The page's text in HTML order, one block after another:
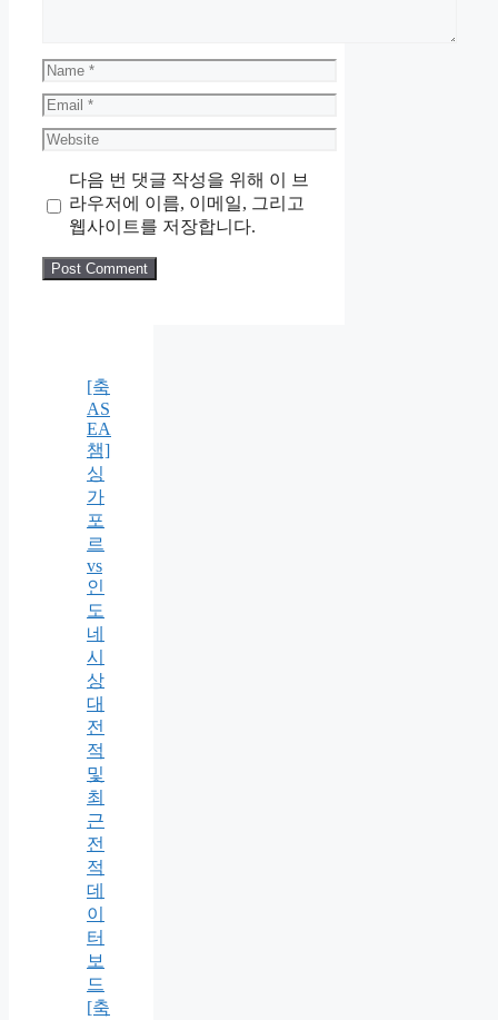
Name
Email
Website
다음 번 댓글 작성을 위해 이 브
라우저에 이름, 이메일, 그리고
웹사이트를 저장합니다.
[축
AS
EA
챔]
싱
가
포
르
vs
인
도
네
시
상
대
전
적
및
최
근
전
적
데
이
터
보
드
[축